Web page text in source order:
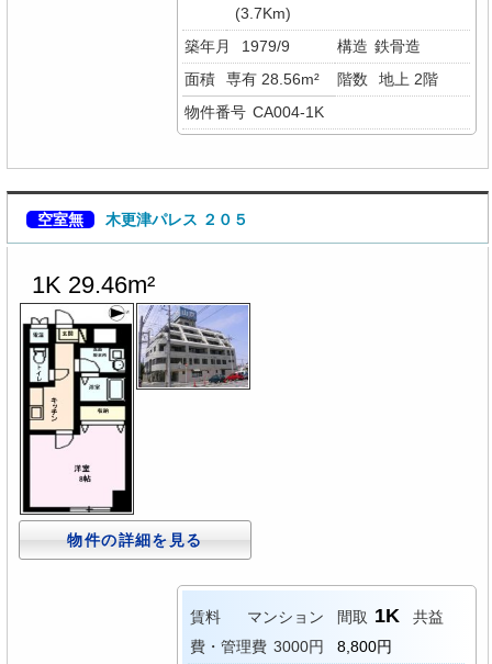
(3.7Km)
築年月
1979/9 構造 鉄骨造
面積
専有 28.56m² 階数
地上 2階
物件番号 CA004-1K
空室無 木更津パレス ２０５
1K 29.46m²
物件の詳細を見る
賃料 マンション 間取 1K
共益
費・管理費 3000円
8,800円